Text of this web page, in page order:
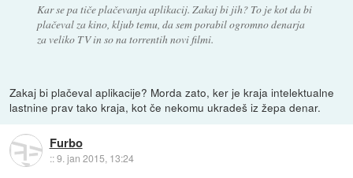
Kar se pa tiče plačevanja aplikacij. Zakaj bi jih? To je kot da bi
plačeval za kino, kljub temu, da sem porabil ogromno denarja
za veliko TV in so na torrentih novi filmi.
Zakaj bi plačeval aplikacije? Morda zato, ker je kraja intelektualne
lastnine prav tako kraja, kot če nekomu ukradeš iz žepa denar.
Furbo
::9. jan 2015, 13:24